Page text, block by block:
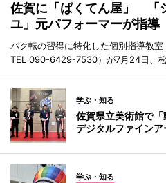
佐賀に「ばくてん屋」 「
ユ」元パフォーマーが指導
バク転の習得に特化した個別指導教室
TEL 090-6429-7530）が7月24日、松
学ぶ・知る
佐賀県立美術館で
デジタルファインア
学ぶ・知る